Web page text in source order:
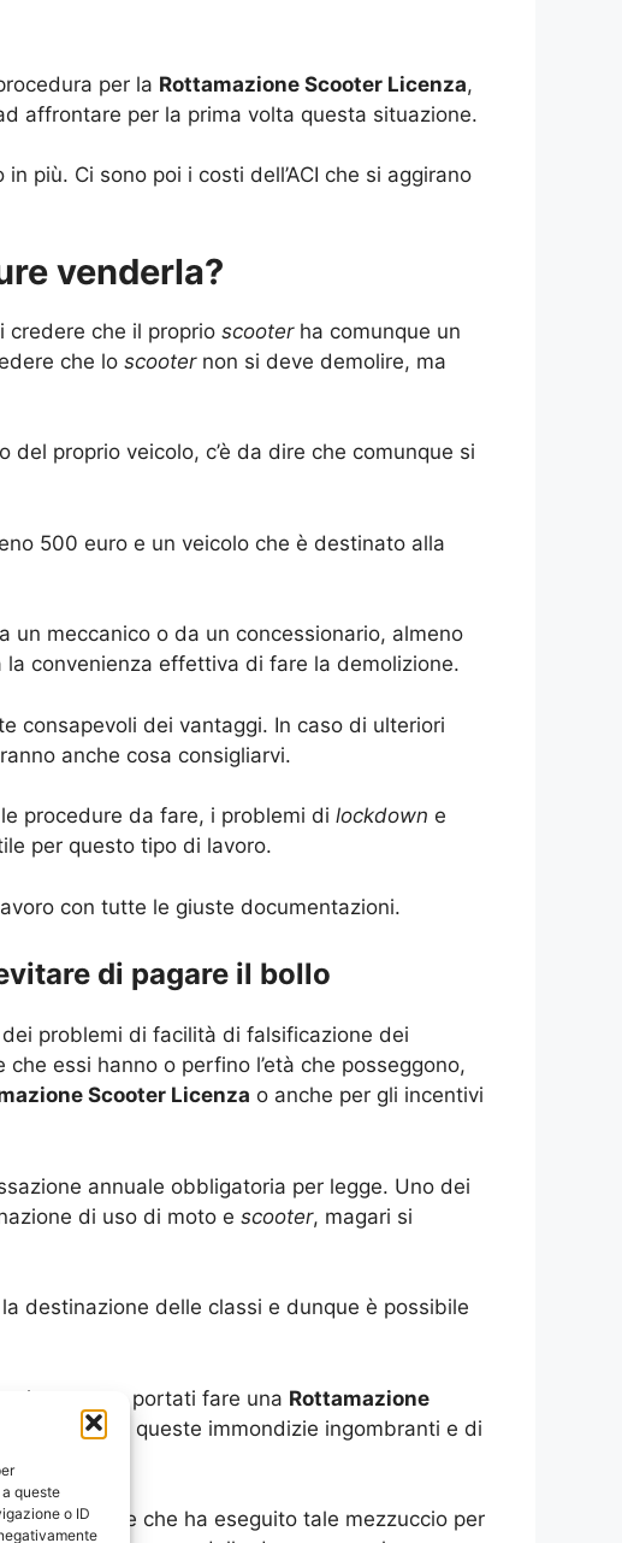
queste
o ID
per la Rottamazione Scooter Licenza,
affrontare per la prima volta questa situazione.
più. Ci sono poi i costi dell’ACI che si aggirano
venderla?
credere che il proprio scooterha comunque un
che lo scooter non si deve demolire, ma
proprio veicolo, c’è da dire che comunque si
500 euro e un veicolo che è destinato alla
un meccanico o da un concessionario, almeno
convenienza effettiva di fare la demolizione.
consapevoli dei vantaggi. In caso di ulteriori
anche cosa consigliarvi.
procedure da fare, i problemi di lockdown e
per questo tipo di lavoro.
con tutte le giuste documentazioni.
di pagare il bollo
problemi di facilità di falsificazione dei
essi hanno o perfino l’età che posseggono,
Scooter Licenza o anche per gli incentivi
annuale obbligatoria per legge. Uno dei
di uso di moto e scooter, magari si
destinazione delle classi e dunque è possibile
sono portati fare una Rottamazione
di queste immondizie ingombranti e di
e il cliente che ha eseguito tale mezzuccio per